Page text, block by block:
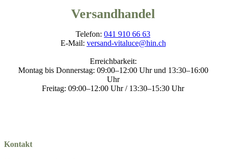
Versandhandel
Telefon: 041 910 66 63
E-Mail: versand-vitaluce@hin.ch
Erreichbarkeit:
Montag bis Donnerstag: 09:00–12:00 Uhr und 13:30–16:00
Uhr
Freitag: 09:00–12:00 Uhr / 13:30–15:30 Uhr
Kontakt